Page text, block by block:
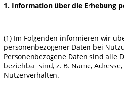
1. Information über die Erhebung
(1) Im Folgenden informieren wir
personenbezogener Daten bei
Personenbezogene Daten sind alle
beziehbar sind, z. B. Name,
Nutzerverhalten.